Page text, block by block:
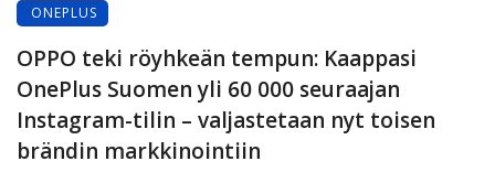
ONEPLUS
OPPO teki röyhkeän tempun: Kaappasi
OnePlus Suomen yli 60 000 seuraajan
Instagram-tilin – valjastetaan nyt toisen
brändin markkinointiin